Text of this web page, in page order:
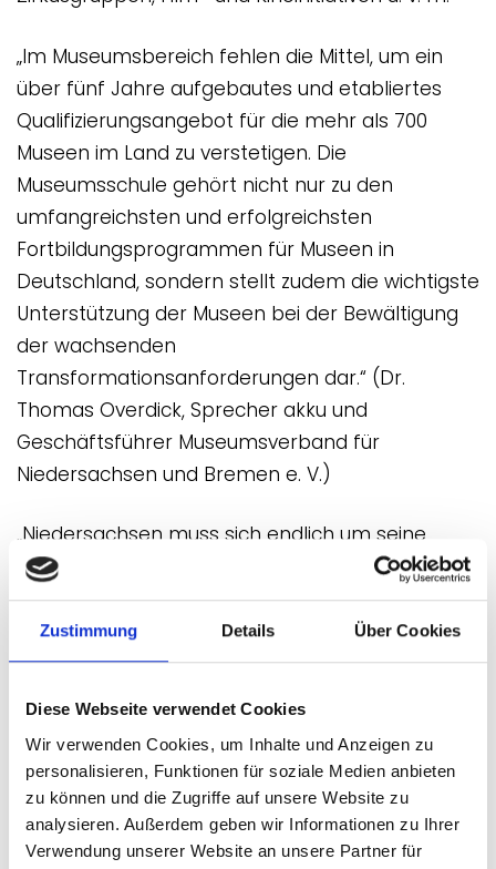
Zustimmung Details Über Cookies
Diese Webseite verwendet Cookies
Wir verwenden Cookies, um Inhalte und Anzeigen zu
personalisieren, Funktionen für soziale Medien anbieten
zu können und die Zugriffe auf unsere Website zu
analysieren. Außerdem geben wir Informationen zu Ihrer
Verwendung unserer Website an unsere Partner für
„Im Museumsbereich fehlen die Mittel, um ein
über fünf Jahre aufgebautes und etabliertes
Qualifizierungsangebot für die mehr als 700
Museen im Land zu verstetigen. Die
Museumsschule gehört nicht nur zu den
umfangreichsten und erfolgreichsten
Fortbildungsprogrammen für Museen in
Deutschland, sondern stellt zudem die wichtigste
Unterstützung der Museen bei der Bewältigung
der wachsenden
Transformationsanforderungen dar.“ (Dr.
Thomas Overdick, Sprecher akku und
Geschäftsführer Museumsverband für
Niedersachsen und Bremen e. V.)
„Niedersachsen muss sich endlich um seine
Amateurmusikszene kümmern. Die zarten
Kulturpflänzchen im ländlichen Raum sind
wertvoll – die Landesregierung sollte sie nicht
verdorren lassen.“ (Dr. Tilman Schlömp,
Konkrete Folgen der strukturellen